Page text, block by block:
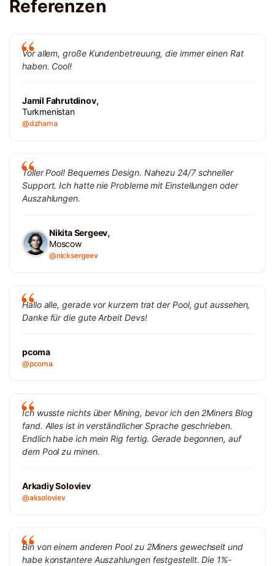
Referenzen
Vor allem, große Kundenbetreuung, die immer einen Rat
haben. Cool!
Jamil Fahrutdinov,
Turkmenistan
@dzhama
Toller Pool! Bequemes Design. Nahezu 24/7 schneller
Support. Ich hatte nie Probleme mit Einstellungen oder
Auszahlungen.
Nikita Sergeev,
Moscow
@nicksergeev
Hallo alle, gerade vor kurzem trat der Pool, gut aussehen,
Danke für die gute Arbeit Devs!
pcoma
@pcoma
Ich wusste nichts über Mining, bevor ich den 2Miners Blog
fand. Alles ist in verständlicher Sprache geschrieben.
Endlich habe ich mein Rig fertig. Gerade begonnen, auf
dem Pool zu minen.
Arkadiy Soloviev
@aksoloviev
Bin von einem anderen Pool zu 2Miners gewechselt und
habe konstantere Auszahlungen festgestellt. Die 1%-